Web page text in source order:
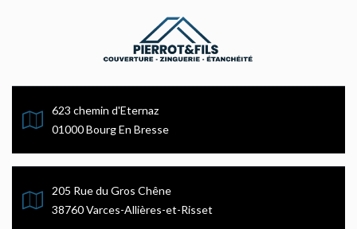
623 chemin d'Eternaz
01000 Bourg En Bresse
205 Rue du Gros Chêne
38760 Varces-Allières-et-Risset